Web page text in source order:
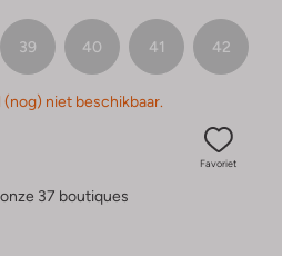
39 40 41 42
niet beschikbaar.
Favoriet
37 boutiques